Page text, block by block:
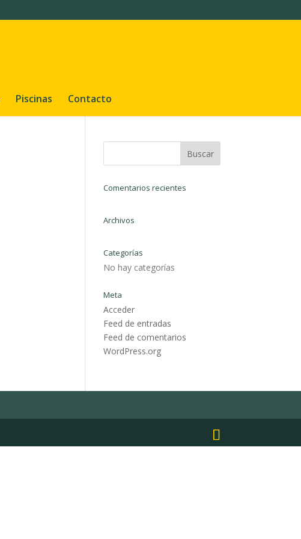
Piscinas Contacto
Comentarios recientes
Archivos
Categorías
No hay categorías
Meta
Acceder
Feed de entradas
Feed de comentarios
WordPress.org